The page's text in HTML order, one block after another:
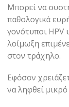
Μπορεί να
παθολογικά
γονότυποι HPV
λοίμωξη
στον τράχηλο.
Εφόσον
να ληφθεί μικρό